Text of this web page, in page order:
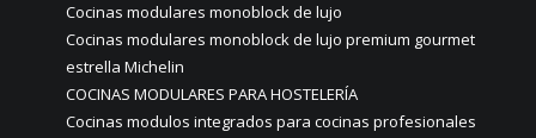
Cocinas modulares monoblock de lujo
Cocinas modulares monoblock de lujo premium gourmet
estrella Michelin
COCINAS MODULARES PARA HOSTELERÍA
Cocinas modulos integrados para cocinas profesionales